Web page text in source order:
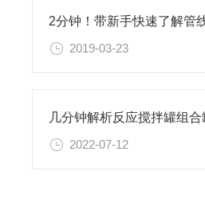
2019-03-23
2022-07-12